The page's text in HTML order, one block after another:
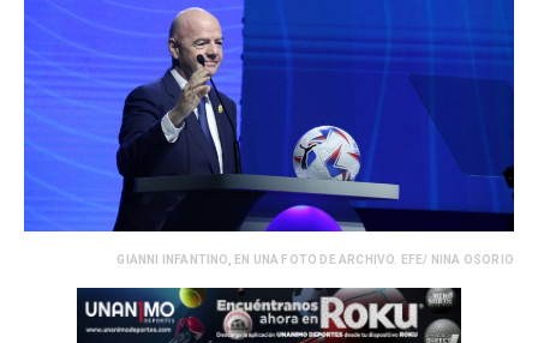
GIANNI INFANTINO, EN UNA FOTO DE ARCHIVO. EFE/ NINA OSORIO